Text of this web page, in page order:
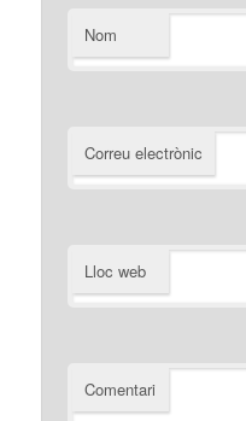
Nom
Correu electrònic
Lloc web
Comentari